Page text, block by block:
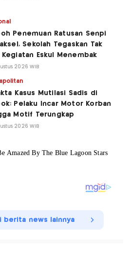
Penemuan Ratusan Senpi
Sekolah Tegaskan Tak
Kegiatan Eskul Menembak
2026 WIB
Kasus Mutilasi Sadis di
Pelaku Incar Motor Korban
Motif Terungkap
2026 WIB
berita news lainnya